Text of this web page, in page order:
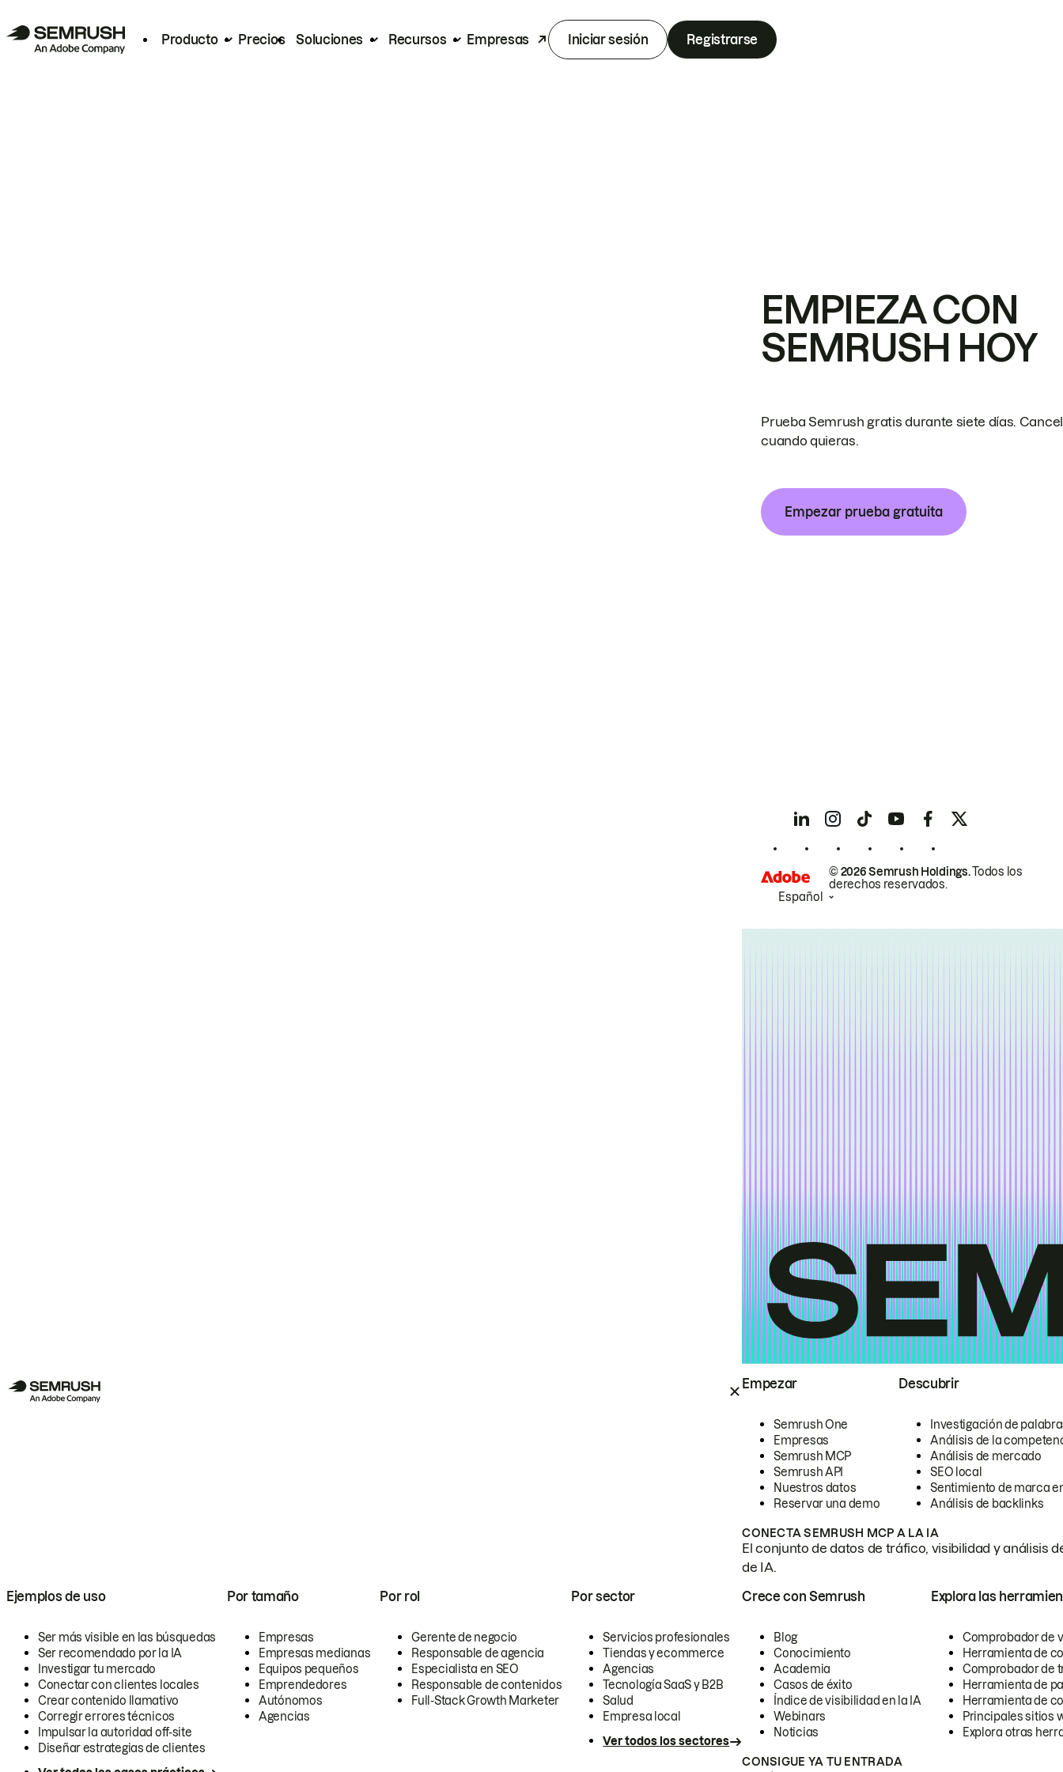
Producto Precios Soluciones Recursos Empresas Iniciar sesión Registrarse
Empezar
Semrush One
Empresas
Semrush MCP
Semrush API
Nuestros datos
Reservar una demo
Descubrir
Investigación de
Análisis de la
Análisis de mercado
SEO local
Sentimiento de marca
Análisis de backlinks
CONECTA SEMRUSH MCP A LA IA
El conjunto de datos de tráfico, visibilidad y análisis
de IA.
Ejemplos de uso
Ser más visible en las búsquedas
Ser recomendado por la IA
Investigar tu mercado
Conectar con clientes locales
Crear contenido llamativo
Corregir errores técnicos
Impulsar la autoridad off-site
Diseñar estrategias de clientes
Por tamaño
Empresas
Empresas medianas
Equipos pequeños
Emprendedores
Autónomos
Agencias
Por rol
Gerente de negocio
Responsable de agencia
Especialista en SEO
Responsable de contenidos
Full-Stack Growth Marketer
Por sector
Servicios profesionales
Tiendas y ecommerce
Agencias
Tecnología SaaS y B2B
Salud
Empresa local
Ver todos los sectores
Crece con Semrush
Blog
Conocimiento
Academia
Casos de éxito
Índice de visibilidad en la IA
Webinars
Noticias
Explora las
Comprobador de
Herramienta de
Comprobador de
Herramienta de
Herramienta de
Principales sitios
Explora otras
CONSIGUE YA TU ENTRADA
EMPIEZA CON
SEMRUSH HOY
Prueba Semrush gratis durante siete días.
cuando quieras.
Empezar prueba gratuita
© 2026 Semrush Holdings.Todos los
derechos reservados.
Español